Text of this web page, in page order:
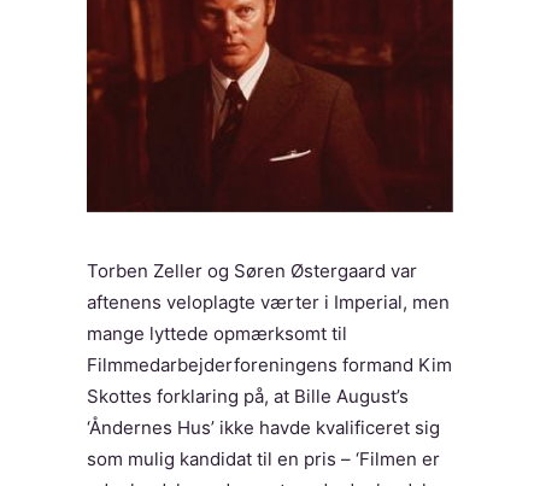
Torben Zeller og Søren Østergaard var
aftenens veloplagte værter i Imperial, men
mange lyttede opmærksomt til
Filmmedarbejderforeningens formand Kim
Skottes forklaring på, at Bille August’s
‘Åndernes Hus’ ikke havde kvalificeret sig
som mulig kandidat til en pris – ‘Filmen er